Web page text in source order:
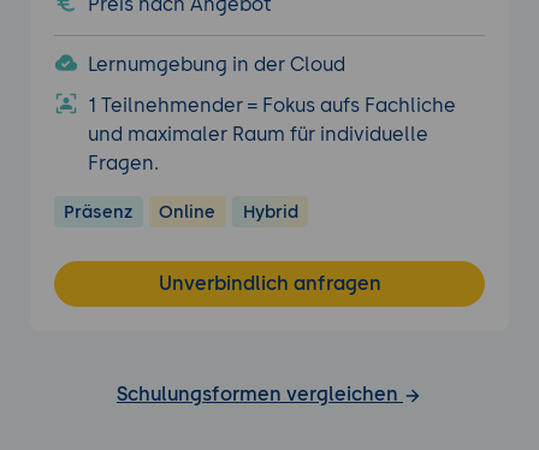
Lernumgebung in der Cloud
1 Teilnehmender = Fokus aufs Fachliche
und maximaler Raum für individuelle
Fragen.
Präsenz Online Hybrid
Unverbindlich anfragen
Schulungsformen vergleichen